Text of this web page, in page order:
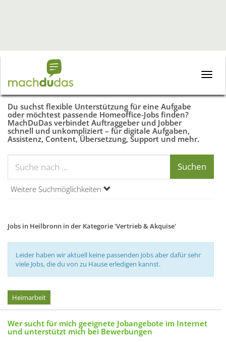
Toggle
Du suchst flexible Unterstützung für eine Aufgabe
oder möchtest passende Homeoffice-Jobs finden?
MachDuDas verbindet Auftraggeber und Jobber
schnell und unkompliziert – für digitale Aufgaben,
Assistenz, Content, Übersetzung, Support und mehr.
Weitere Suchmöglichkeiten
Jobs in Heilbronn in der Kategorie 'Vertrieb & Akquise'
Leider haben wir aktuell keine passenden Jobs aber dafür sehr
viele Jobs, die du von zu Hause erledigen kannst.
Heimarbeit
Wer sucht für mich geeignete Jobangebote im Internet
und unterstützt mich bei Bewerbungen